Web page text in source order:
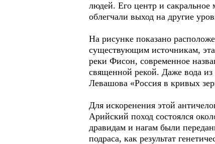
людей. Его центр и сакральное
облегчали выход на другие
На рисунке показано
существующим источникам, эта
реки Фисон, современное
священной рекой. Даже вода
Левашова «Россия в кривых
Для искоренения этой
Арийский поход состоялся
дравидам и нагам были
подраса, как результат